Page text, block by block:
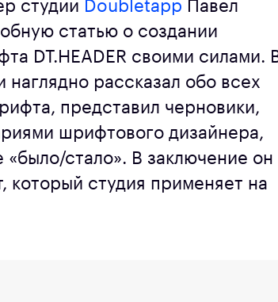
студии Doubletapp Павел
статью о создании
DT.HEADER своими силами.
наглядно рассказал обо всех
представил черновики,
шрифтового дизайнера,
стало». В заключение он
который студия применяет на